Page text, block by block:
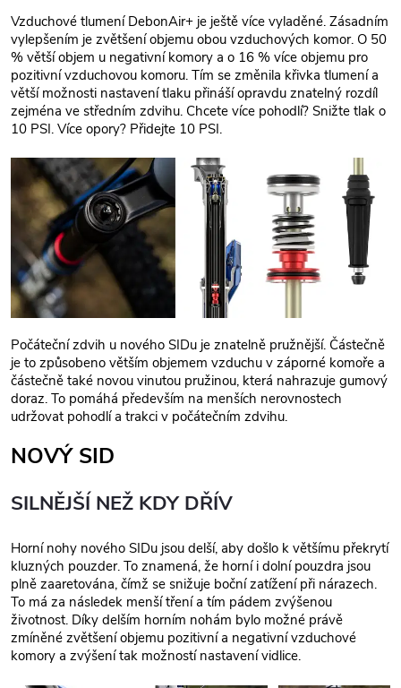
Vzduchové tlumení DebonAir+ je ještě více vyladěné. Zásadním
vylepšením je zvětšení objemu obou vzduchových komor. O 50
% větší objem u negativní komory a o 16 % více objemu pro
pozitivní vzduchovou komoru. Tím se změnila křivka tlumení a
větší možnosti nastavení tlaku přináší opravdu znatelný rozdíl
zejména ve středním zdvihu. Chcete více pohodlí? Snižte tlak o
10 PSI. Více opory? Přidejte 10 PSI.
Počáteční zdvih u nového SIDu je znatelně pružnější. Částečně
je to způsobeno větším objemem vzduchu v záporné komoře a
částečně také novou vinutou pružinou, která nahrazuje gumový
doraz. To pomáhá především na menších nerovnostech
udržovat pohodlí a trakci v počátečním zdvihu.
NOVÝ SID
SILNĚJŠÍ NEŽ KDY DŘÍV
Horní nohy nového SIDu jsou delší, aby došlo k většímu překrytí
kluzných pouzder. To znamená, že horní i dolní pouzdra jsou
plně zaaretována, čímž se snižuje boční zatížení při nárazech.
To má za následek menší tření a tím pádem zvýšenou
životnost. Díky delším horním nohám bylo možné právě
zmíněné zvětšení objemu pozitivní a negativní vzduchové
komory a zvýšení tak možností nastavení vidlice.